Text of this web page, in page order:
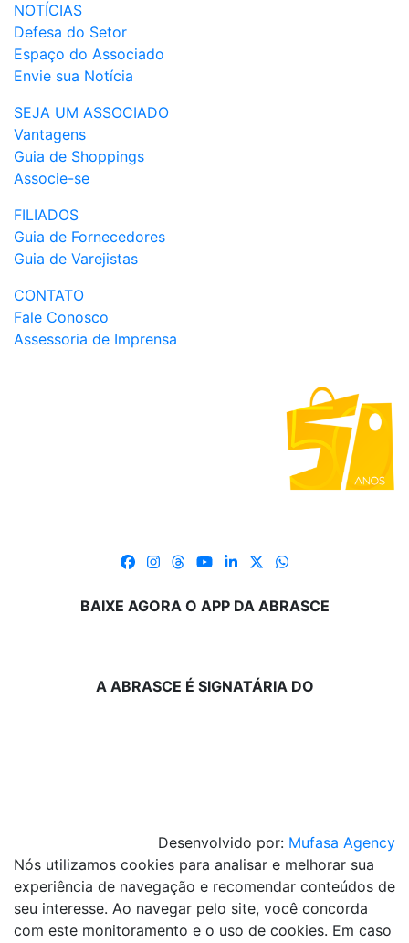
NOTÍCIAS
Defesa do Setor
Espaço do Associado
Envie sua Notícia
SEJA UM ASSOCIADO
Vantagens
Guia de Shoppings
Associe-se
FILIADOS
Guia de Fornecedores
Guia de Varejistas
CONTATO
Fale Conosco
Assessoria de Imprensa
BAIXE AGORA O APP DA ABRASCE
A ABRASCE É SIGNATÁRIA DO
Desenvolvido por: Mufasa Agency
Nós utilizamos cookies para analisar e melhorar sua
experiência de navegação e recomendar conteúdos de
seu interesse. Ao navegar pelo site, você concorda
com este monitoramento e o uso de cookies. Em caso